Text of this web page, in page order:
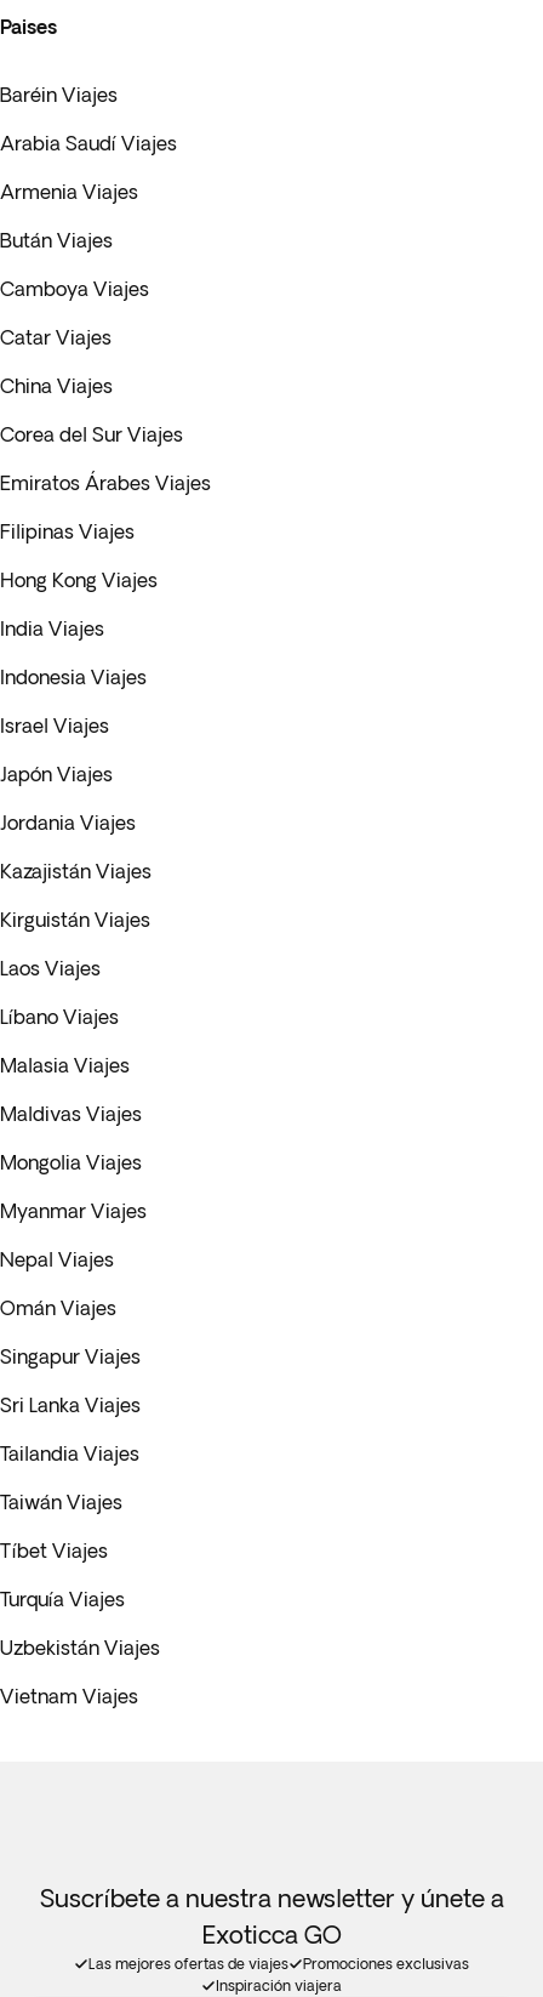
Paises
Baréin Viajes
Arabia Saudí Viajes
Armenia Viajes
Bután Viajes
Camboya Viajes
Catar Viajes
China Viajes
Corea del Sur Viajes
Emiratos Árabes Viajes
Filipinas Viajes
Hong Kong Viajes
India Viajes
Indonesia Viajes
Israel Viajes
Japón Viajes
Jordania Viajes
Kazajistán Viajes
Kirguistán Viajes
Laos Viajes
Líbano Viajes
Malasia Viajes
Maldivas Viajes
Mongolia Viajes
Myanmar Viajes
Nepal Viajes
Omán Viajes
Singapur Viajes
Sri Lanka Viajes
Tailandia Viajes
Taiwán Viajes
Tíbet Viajes
Turquía Viajes
Uzbekistán Viajes
Vietnam Viajes
Suscríbete a nuestra newsletter y únete a
Exoticca GO
Las mejores ofertas de viajes
Promociones exclusivas
Inspiración viajera